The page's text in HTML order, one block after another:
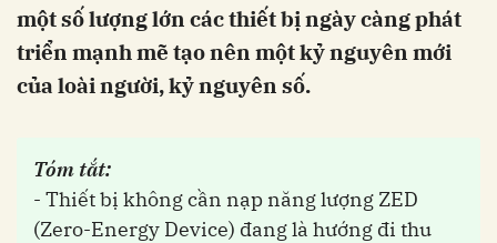
một số lượng lớn các thiết bị ngày càng phát
triển mạnh mẽ tạo nên một kỷ nguyên mới
của loài người, kỷ nguyên số.
Tóm tắt:
- Thiết bị không cần nạp năng lượng ZED
(Zero-Energy Device) đang là hướng đi thu